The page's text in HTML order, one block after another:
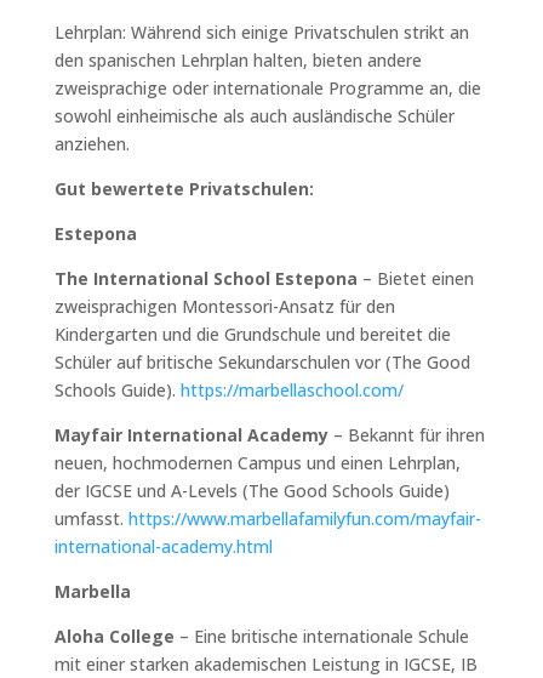
Lehrplan: Während sich einige Privatschulen strikt an
den spanischen Lehrplan halten, bieten andere
zweisprachige oder internationale Programme an, die
sowohl einheimische als auch ausländische Schüler
anziehen.
Gut bewertete Privatschulen:
Estepona
The International School Estepona – Bietet einen
zweisprachigen Montessori-Ansatz für den
Kindergarten und die Grundschule und bereitet die
Schüler auf britische Sekundarschulen vor (The Good
Schools Guide). https://marbellaschool.com/
Mayfair International Academy– Bekannt für ihren
neuen, hochmodernen Campus und einen Lehrplan,
der IGCSE und A-Levels (The Good Schools Guide)
umfasst. https://www.marbellafamilyfun.com/mayfair-
international-academy.html
Marbella
Aloha College – Eine britische internationale Schule
mit einer starken akademischen Leistung in IGCSE, IB